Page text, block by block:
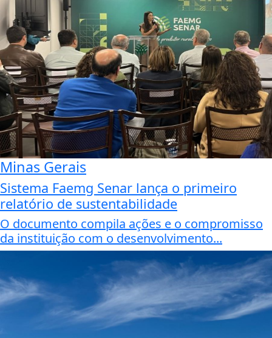
Minas Gerais
Sistema Faemg Senar lança o primeiro
relatório de sustentabilidade
O documento compila ações e o compromisso
da instituição com o desenvolvimento...